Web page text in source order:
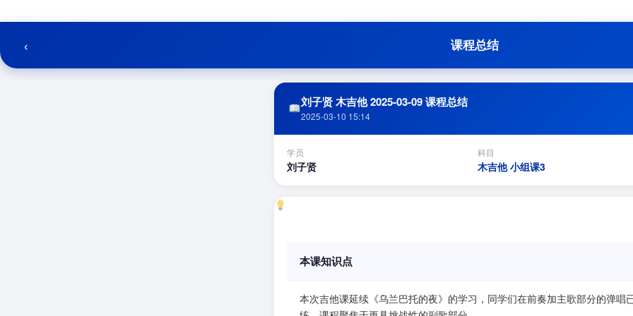
至
容
‹ 课程总结
刘子贤 木吉他 2025-03-09 课程总结
2025-03-10 15:14
学员
刘子贤
科目
木吉他 小组课3
本课知识点
本次吉他课延续《乌兰巴托的夜》的学习，同学们在前奏加主歌部分的弹唱